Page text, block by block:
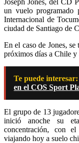
un vuelo programado
Internacional de
ciudad de Santiago de
En el caso de Jones,
próximos días a Chile y
Te puede interesar:
en el COS Sport
El grupo de 13
inició anoche su
concentración, con
viajando hoy a suelo